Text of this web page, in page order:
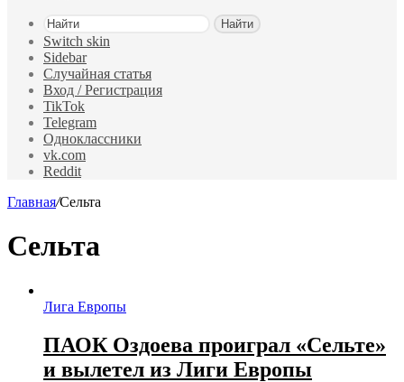
Найти
Switch skin
Sidebar
Случайная статья
Вход / Регистрация
TikTok
Telegram
Одноклассники
vk.com
Reddit
Главная/Сельта
Сельта
Лига Европы
ПАОК Оздоева проиграл «Сельте»
и вылетел из Лиги Европы